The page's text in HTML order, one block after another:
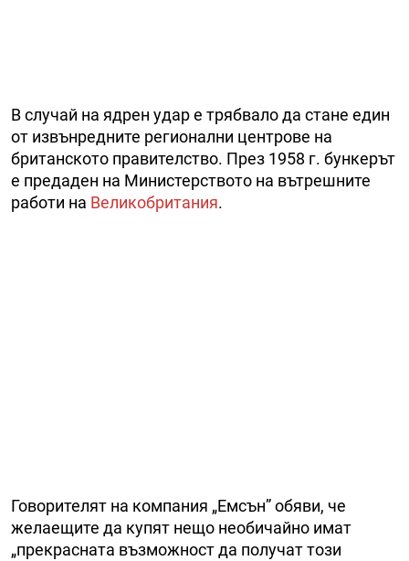
В случай на ядрен удар е трябвало да стане един
от извънредните регионални центрове на
британското правителство. През 1958 г. бункерът
е предаден на Министерството на вътрешните
работи на Великобритания.
Говорителят на компания „Емсън” обяви, че
желаещите да купят нещо необичайно имат
„прекрасната възможност да получат този